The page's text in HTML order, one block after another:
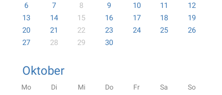
6
7 8 9 10 11
12
13
14 15 16 17 18
19
20
21 22 23 24 25
26
27
28 29 30
Oktober
Mo Di Mi Do Fr Sa So